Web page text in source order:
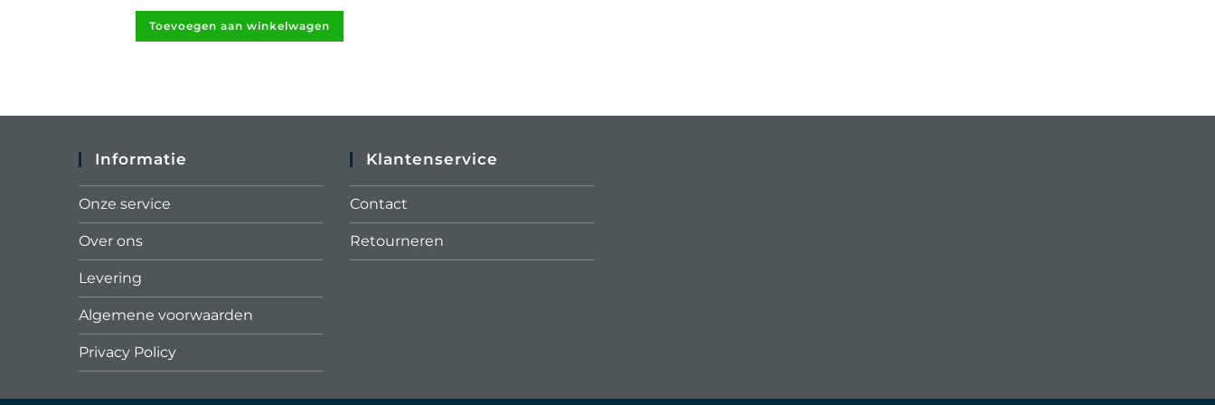
Toevoegen aan winkelwagen
Informatie
Onze service
Over ons
Levering
Algemene voorwaarden
Privacy Policy
Klantenservice
Contact
Retourneren